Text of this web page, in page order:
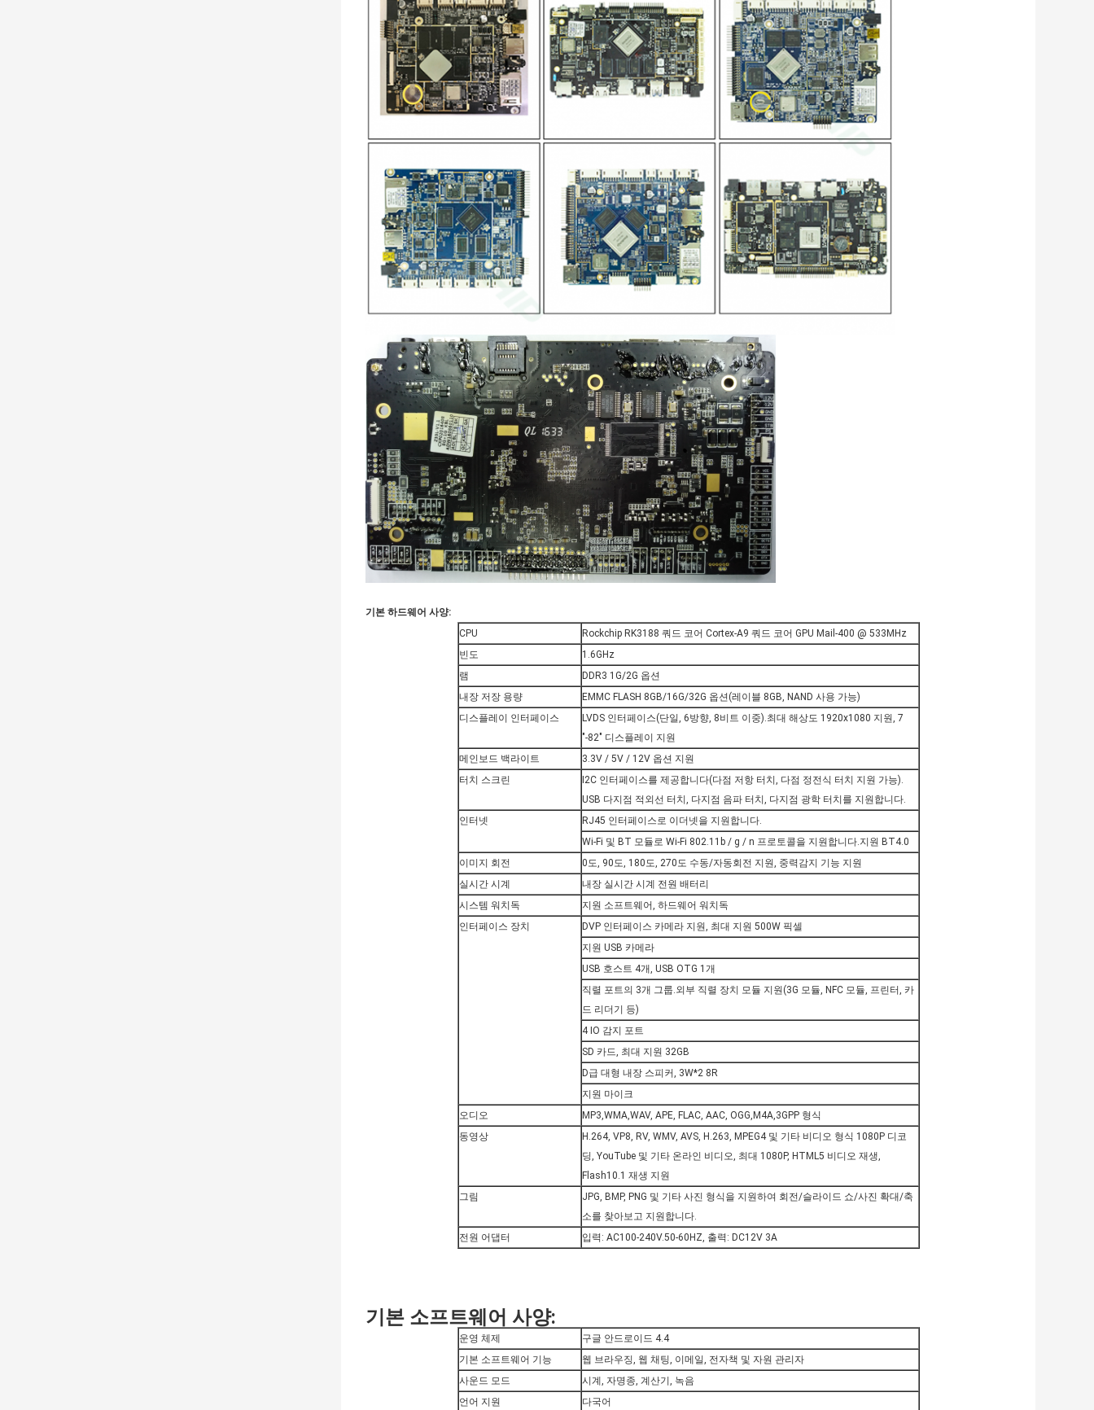
기본 하드웨어 사양:
CPU
Rockchip RK3188 쿼드 코어 Cortex-A9 쿼드 코어 GPU Mail-400 @ 533MHz
빈도
1.6GHz
램
DDR3 1G/2G 옵션
내장 저장 용량
EMMC FLASH 8GB/16G/32G 옵션(레이블 8GB, NAND 사용 가능)
디스플레이 인터페이스
LVDS 인터페이스(단일, 6방향, 8비트 이중).최대 해상도 1920x1080 지원, 7
"-82" 디스플레이 지원
메인보드 백라이트
3.3V / 5V / 12V 옵션 지원
터치 스크린
I2C 인터페이스를 제공합니다(다점 저항 터치, 다점 정전식 터치 지원 가능).
USB 다지점 적외선 터치, 다지점 음파 터치, 다지점 광학 터치를 지원합니다.
인터넷
RJ45 인터페이스로 이더넷을 지원합니다.
Wi-Fi 및 BT 모듈로 Wi-Fi 802.11b / g / n 프로토콜을 지원합니다.지원 BT4.0
이미지 회전
0도, 90도, 180도, 270도 수동/자동회전 지원, 중력감지 기능 지원
실시간 시계
내장 실시간 시계 전원 배터리
시스템 워치독
지원 소프트웨어, 하드웨어 워치독
인터페이스 장치
DVP 인터페이스 카메라 지원, 최대 지원 500W 픽셀
지원 USB 카메라
USB 호스트 4개, USB OTG 1개
직렬 포트의 3개 그룹.외부 직렬 장치 모듈 지원(3G 모듈, NFC 모듈, 프린터, 카
드 리더기 등)
4 IO 감지 포트
SD 카드, 최대 지원 32GB
D급 대형 내장 스피커, 3W*2 8R
지원 마이크
오디오
MP3,WMA,WAV, APE, FLAC, AAC, OGG,M4A,3GPP 형식
동영상
H.264, VP8, RV, WMV, AVS, H.263, MPEG4 및 기타 비디오 형식 1080P 디코
딩, YouTube 및 기타 온라인 비디오, 최대 1080P, HTML5 비디오 재생,
Flash10.1 재생 지원
그림
JPG, BMP, PNG 및 기타 사진 형식을 지원하여 회전/슬라이드 쇼/사진 확대/축
소를 찾아보고 지원합니다.
전원 어댑터
입력: AC100-240V.50-60HZ, 출력: DC12V 3A
기본 소프트웨어 사양:
운영 체제
구글 안드로이드 4.4
기본 소프트웨어 기능
웹 브라우징, 웹 채팅, 이메일, 전자책 및 자원 관리자
사운드 모드
시계, 자명종, 계산기, 녹음
언어 지원
다국어